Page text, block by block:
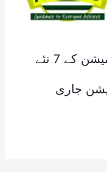
آزاد کشمیر پبلک سروس کمیشن کے 7 نئے
جاری